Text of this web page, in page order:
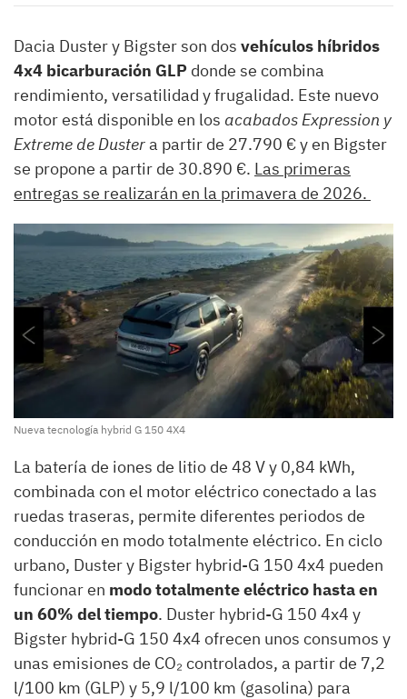
Dacia Duster y Bigster son dos vehículos híbridos
4x4 bicarburación GLP donde se combina
rendimiento, versatilidad y frugalidad. Este nuevo
motor está disponible en los acabados Expression y
Extreme de Dustera partir de 27.790 € y en Bigster
se propone a partir de 30.890 €. Las primeras
entregas se realizarán en la primavera de 2026.
Nueva tecnología hybrid G 150 4X4
La batería de iones de litio de 48 V y 0,84 kWh,
combinada con el motor eléctrico conectado a las
ruedas traseras, permite diferentes periodos de
conducción en modo totalmente eléctrico. En ciclo
urbano, Duster y Bigster hybrid-G 150 4x4 pueden
funcionar en modo totalmente eléctrico hasta en
un 60% del tiempo. Duster hybrid-G 150 4x4 y
Bigster hybrid-G 150 4x4 ofrecen unos consumos y
unas emisiones de CO₂ controlados, a partir de 7,2
l/100 km (GLP) y 5,9 l/100 km (gasolina) para